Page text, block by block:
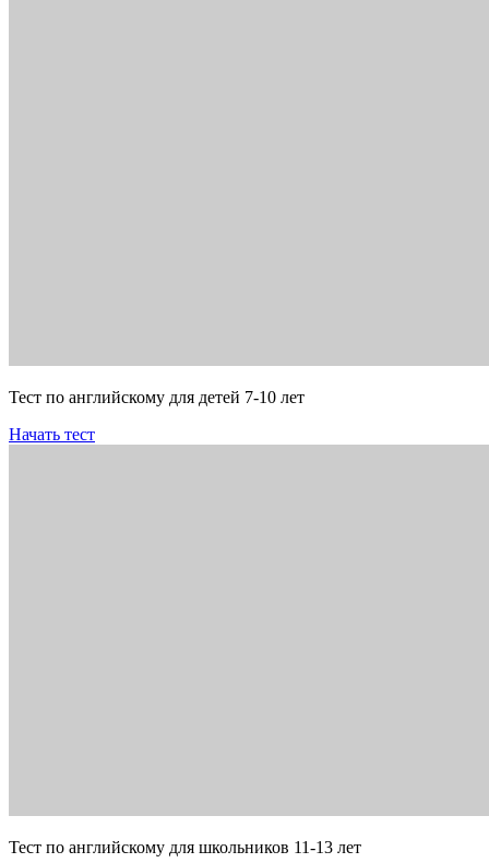
Тест по английскому для детей 7-10 лет
Начать тест
Тест по английскому для школьников 11-13 лет